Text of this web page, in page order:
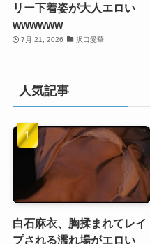
リー下着姿が大人エロい
wwwwww
7月 21, 2026 沢口愛華
人気記事
白石麻衣、胸揉まれてレイ
プされる濡れ場がエロい